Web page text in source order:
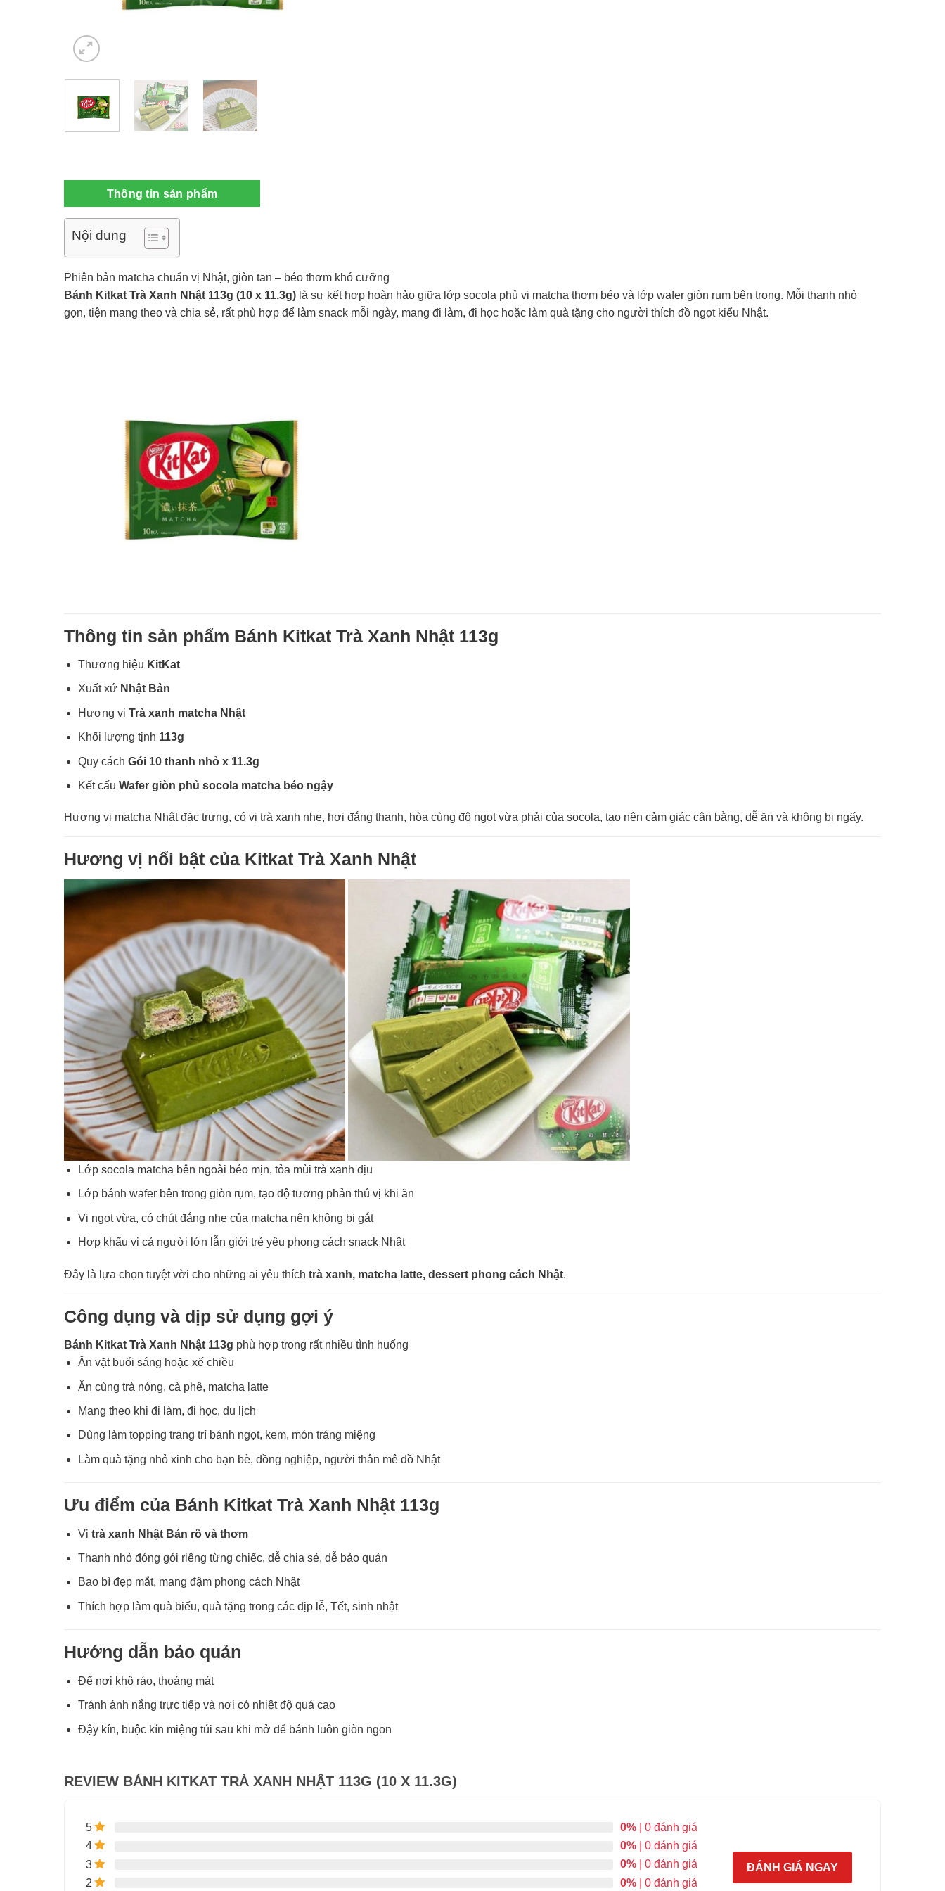
Thông tin sản phẩm
Nội dung
Phiên bản matcha chuẩn vị Nhật, giòn tan – béo thơm khó cưỡng
Bánh Kitkat Trà Xanh Nhật 113g (10 x 11.3g)là sự kết hợp hoàn hảo giữa lớp socola phủ vị matcha thơm béo và lớp wafer giòn rụm bên trong. Mỗi thanh nhỏ
gọn, tiện mang theo và chia sẻ, rất phù hợp để làm snack mỗi ngày, mang đi làm, đi học hoặc làm quà tặng cho người thích đồ ngọt kiểu Nhật.
Thông tin sản phẩm Bánh Kitkat Trà Xanh Nhật 113g
Thương hiệu KitKat
Xuất xứ Nhật Bản
Hương vị Trà xanh matcha Nhật
Khối lượng tịnh 113g
Quy cách Gói 10 thanh nhỏ x 11.3g
Kết cấu Wafer giòn phủ socola matcha béo ngậy
Hương vị matcha Nhật đặc trưng, có vị trà xanh nhẹ, hơi đắng thanh, hòa cùng độ ngọt vừa phải của socola, tạo nên cảm giác cân bằng, dễ ăn và không bị ngấy.
Hương vị nổi bật của Kitkat Trà Xanh Nhật
Lớp socola matcha bên ngoài béo mịn, tỏa mùi trà xanh dịu
Lớp bánh wafer bên trong giòn rụm, tạo độ tương phản thú vị khi ăn
Vị ngọt vừa, có chút đắng nhẹ của matcha nên không bị gắt
Hợp khẩu vị cả người lớn lẫn giới trẻ yêu phong cách snack Nhật
Đây là lựa chọn tuyệt vời cho những ai yêu thích trà xanh, matcha latte, dessert phong cách Nhật.
Công dụng và dịp sử dụng gợi ý
Bánh Kitkat Trà Xanh Nhật 113g phù hợp trong rất nhiều tình huống
Ăn vặt buổi sáng hoặc xế chiều
Ăn cùng trà nóng, cà phê, matcha latte
Mang theo khi đi làm, đi học, du lịch
Dùng làm topping trang trí bánh ngọt, kem, món tráng miệng
Làm quà tặng nhỏ xinh cho bạn bè, đồng nghiệp, người thân mê đồ Nhật
Ưu điểm của Bánh Kitkat Trà Xanh Nhật 113g
Vị trà xanh Nhật Bản rõ và thơm
Thanh nhỏ đóng gói riêng từng chiếc, dễ chia sẻ, dễ bảo quản
Bao bì đẹp mắt, mang đậm phong cách Nhật
Thích hợp làm quà biếu, quà tặng trong các dịp lễ, Tết, sinh nhật
Hướng dẫn bảo quản
Để nơi khô ráo, thoáng mát
Tránh ánh nắng trực tiếp và nơi có nhiệt độ quá cao
Đậy kín, buộc kín miệng túi sau khi mở để bánh luôn giòn ngon
REVIEW BÁNH KITKAT TRÀ XANH NHẬT 113G (10 X 11.3G)
5 0% | 0 đánh giá
4
0% | 0 đánh giá
3
0% | 0 đánh giá
2
0% | 0 đánh giá
ĐÁNH GIÁ NGAY